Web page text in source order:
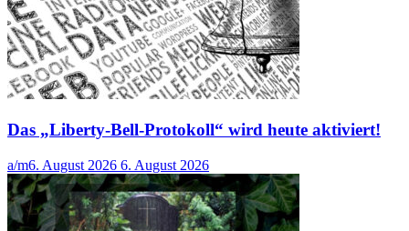
Das „Liberty-Bell-Protokoll“ wird heute aktiviert!
a/m6. August 2026 6. August 2026